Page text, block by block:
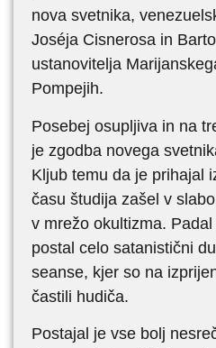
nova svetnika,
Joséja Cisnerosa in
ustanovitelja
Pompejih.
Posebej osupljiva in na
je zgodba novega
Kljub temu da je prihajal
času študija zašel v
v mrežo okultizma.
postal celo satanistični
seanse, kjer so na
častili hudiča.
Postajal je vse bolj